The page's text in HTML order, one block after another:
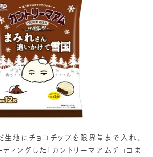
生地にチョコチップを限界量まで入れ、
ィングした「カントリーマアムチョコま